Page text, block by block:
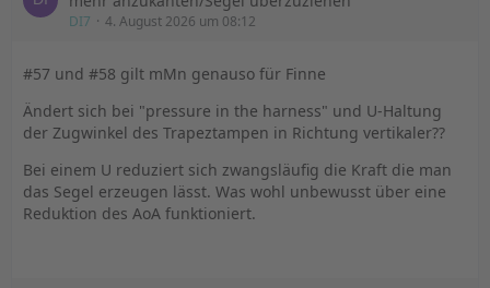
DI7 4. August 2026 um 08:12
#57 und #58 gilt mMn genauso für Finne
Ändert sich bei "pressure in the harness" und U-Haltung
der Zugwinkel des Trapeztampen in Richtung vertikaler??
Bei einem U reduziert sich zwangsläufig die Kraft die man
das Segel erzeugen lässt. Was wohl unbewusst über eine
Reduktion des AoA funktioniert.